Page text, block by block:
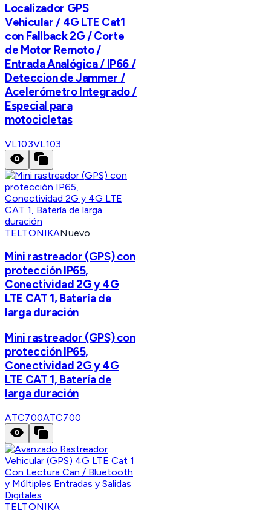
Localizador GPS
Vehicular / 4G LTE Cat1
con Fallback 2G / Corte
de Motor Remoto /
Entrada Analógica / IP66 /
Deteccion de Jammer /
Acelerómetro Integrado /
Especial para
motocicletas
VL103VL103
TELTONIKANuevo
Mini rastreador (GPS) con
protección IP65,
Conectividad 2G y 4G
LTE CAT 1, Batería de
larga duración
Mini rastreador (GPS) con
protección IP65,
Conectividad 2G y 4G
LTE CAT 1, Batería de
larga duración
ATC700ATC700
TELTONIKA